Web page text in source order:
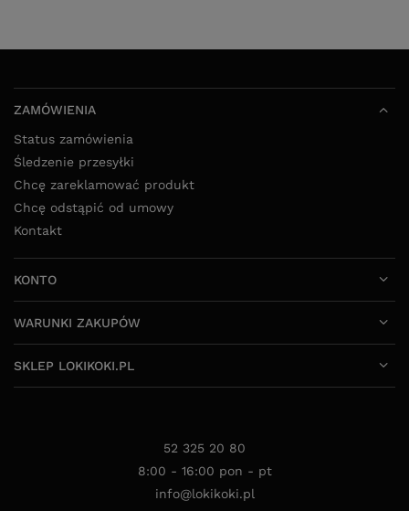
ZAMÓWIENIA
Status zamówienia
Śledzenie przesyłki
Chcę zareklamować produkt
Chcę odstąpić od umowy
Kontakt
KONTO
WARUNKI ZAKUPÓW
SKLEP LOKIKOKI.PL
52 325 20 80
8:00 - 16:00 pon - pt
info@lokikoki.pl